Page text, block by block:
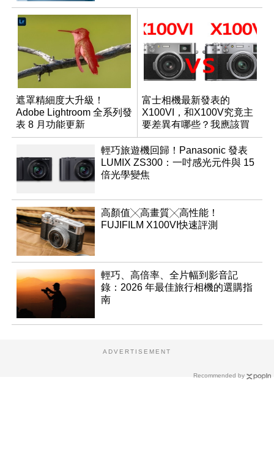
遮罩精細度大升級！
Adobe Lightroom 全系列發
表 8 月功能更新
富士相機最新發表的
X100VI，和X100V究竟主
要差異有哪些？我應該買
哪一台？
輕巧旅遊機回歸！Panasonic 發表
LUMIX ZS300：一吋感光元件與 15
倍光學變焦
高顏值╳高畫質╳高性能！
FUJIFILM X100VI快速評測
輕巧、高倍率、全片幅到影音記
錄：2026 年最佳旅行相機的選購指
南
Recommended by
ADVERTISEMENT